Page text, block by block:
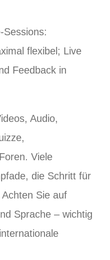
flexibel; Live
Feedback in
Audio,
Viele
die Schritt für
Sie auf
Sprache – wichtig